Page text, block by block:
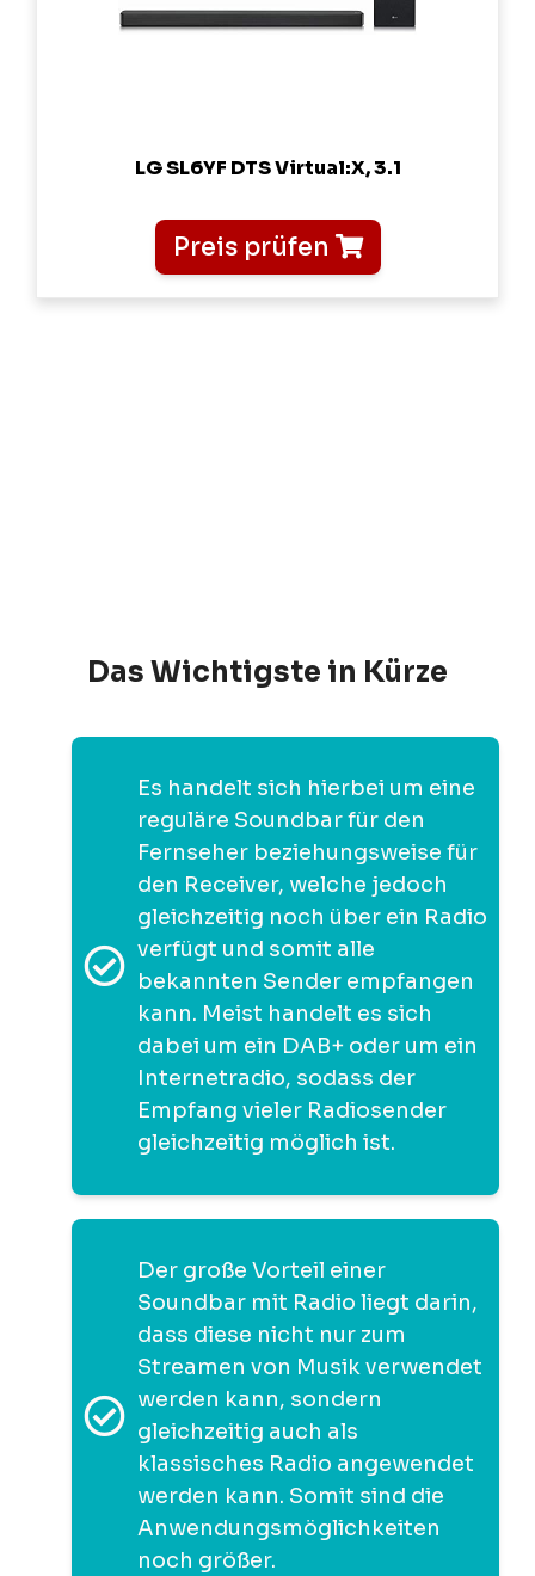
LG SL6YF DTS Virtual:X, 3.1
Preis prüfen
Das Wichtigste in Kürze
Es handelt sich hierbei um eine
reguläre Soundbar für den
Fernseher beziehungsweise für
den Receiver, welche jedoch
gleichzeitig noch über ein Radio
verfügt und somit alle
bekannten Sender empfangen
kann. Meist handelt es sich
dabei um ein DAB+ oder um ein
Internetradio, sodass der
Empfang vieler Radiosender
gleichzeitig möglich ist.
Der große Vorteil einer
Soundbar mit Radio liegt darin,
dass diese nicht nur zum
Streamen von Musik verwendet
werden kann, sondern
gleichzeitig auch als
klassisches Radio angewendet
werden kann. Somit sind die
Anwendungsmöglichkeiten
noch größer.